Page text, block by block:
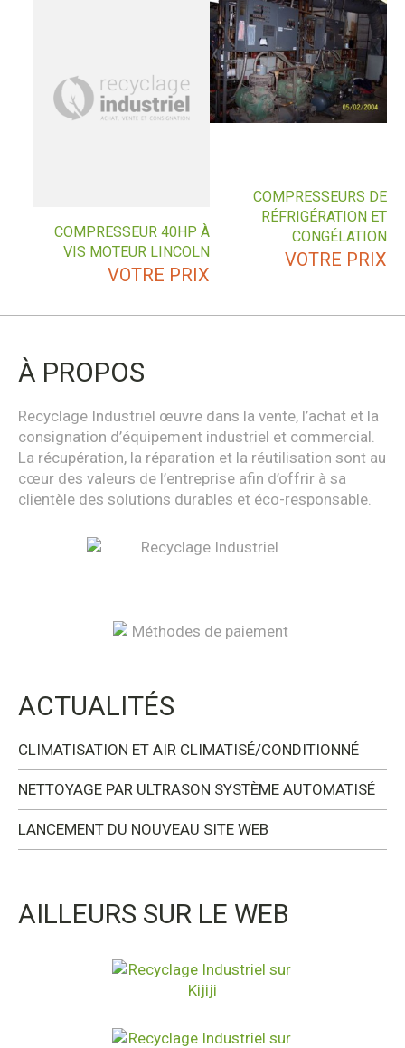
COMPRESSEURS DE
RÉFRIGÉRATION ET
CONGÉLATION
VOTRE PRIX
COMPRESSEUR 40HP À
VIS MOTEUR LINCOLN
VOTRE PRIX
À PROPOS
Recyclage Industriel œuvre dans la vente, l’achat et la
consignation d’équipement industriel et commercial.
La récupération, la réparation et la réutilisation sont au
cœur des valeurs de l’entreprise afin d’offrir à sa
clientèle des solutions durables et éco-responsable.
ACTUALITÉS
CLIMATISATION ET AIR CLIMATISÉ/CONDITIONNÉ
NETTOYAGE PAR ULTRASON SYSTÈME AUTOMATISÉ
LANCEMENT DU NOUVEAU SITE WEB
AILLEURS SUR LE WEB